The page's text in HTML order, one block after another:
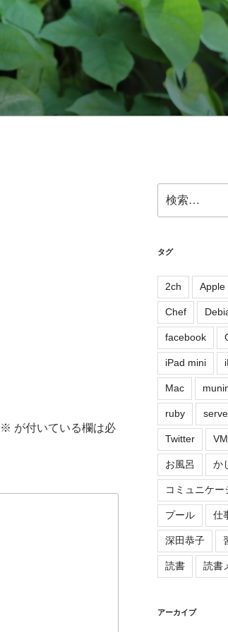
※ が付いている欄は必
索:
タグ
2ch Apple
Chef
facebook
iPad mini
Mac
ruby
Twitter
お風呂 か
コミュニケー
プール 仕
深田恭子
読書 読書
アーカイブ